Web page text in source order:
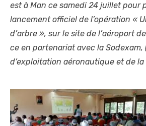
est à Man ce samedi 24 juillet pour
lancement officiel de l’opération «
d’arbre », sur le site de l’aéroport
ce en partenariat avec la Sodexam,
d’exploitation aéronautique et de la